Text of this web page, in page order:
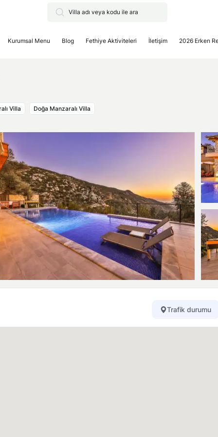
Kurumsal Menu Blog Fethiye Aktiviteleri İletişim 2026 Erken
Villa Doğa Manzaralı Villa
Trafik durumu